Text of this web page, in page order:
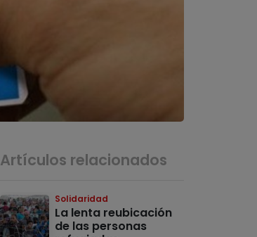
Artículos relacionados
Solidaridad
La lenta reubicación
de las personas